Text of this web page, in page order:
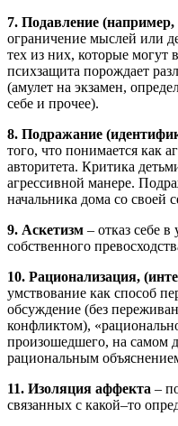
7. Подавление
ограничение мыслей или
тех из них, которые могут
психзащита порождает
(амулет на экзамен,
себе и прочее).
8. Подражание
того, что понимается как
авторитета. Критика
агрессивной манере.
начальника дома со своей
9. Аскетизм – отказ себе
собственного
10. Рационализация,
умствование как способ
обсуждение (без
конфликтом),
произошедшего, на самом
рациональным
11. Изоляция аффекта –
связанных с какой–то